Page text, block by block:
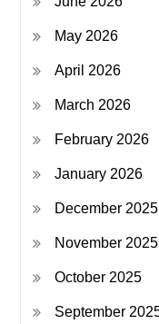
May 2026
April 2026
March 2026
February 2026
January 2026
December 2025
November 2025
October 2025
September